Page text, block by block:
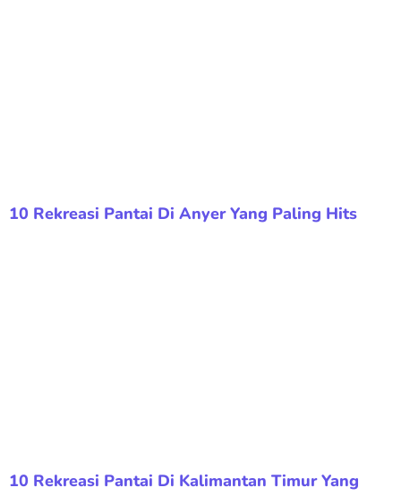
10 Rekreasi Pantai Di Anyer Yang Paling Hits
10 Rekreasi Pantai Di Kalimantan Timur Yang